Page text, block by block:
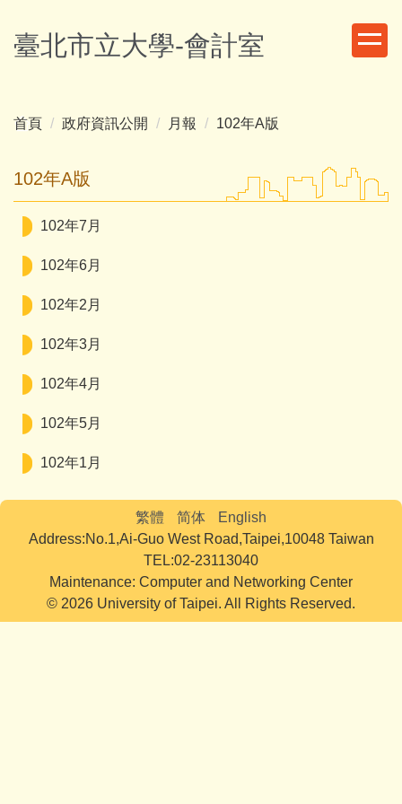
到
主
容
臺北市立大學-會計室
首頁 政府資訊公開 月報 102年A版
102年A版
102年7月
102年6月
102年2月
102年3月
102年4月
102年5月
102年1月
繁體 简体
English
Address:No.1,Ai-Guo West Road,Taipei,10048 Taiwan
TEL:02-23113040
Maintenance: Computer and Networking Center
© 2026 University of Taipei. All Rights Reserved.